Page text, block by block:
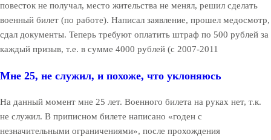
повесток не получал, место жительства не менял, решил сделать
военный билет (по работе). Написал заявление, прошел медосмотр,
сдал документы. Теперь требуют оплатить штраф по 500 рублей за
каждый призыв, т.е. в сумме 4000 рублей (с 2007-2011
Мне 25, не служил, и похоже, что уклоняюсь
На данный момент мне 25 лет. Военного билета на руках нет, т.к.
не служил. В приписном билете написано «годен с
незначительными ограничениями», после прохождения